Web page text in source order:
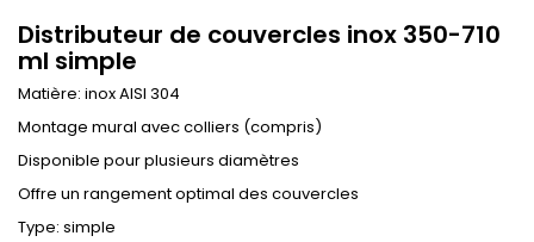
Distributeur de couvercles inox 350-710
ml simple
Matière: inox AISI 304
Montage mural avec colliers (compris)
Disponible pour plusieurs diamètres
Offre un rangement optimal des couvercles
Type: simple